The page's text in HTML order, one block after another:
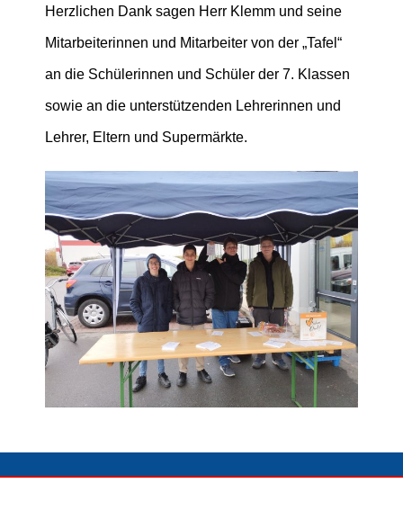
Herzlichen Dank sagen Herr Klemm und seine
Mitarbeiterinnen und Mitarbeiter von der „Tafel“
an die Schülerinnen und Schüler der 7. Klassen
sowie an die unterstützenden Lehrerinnen und
Lehrer, Eltern und Supermärkte.